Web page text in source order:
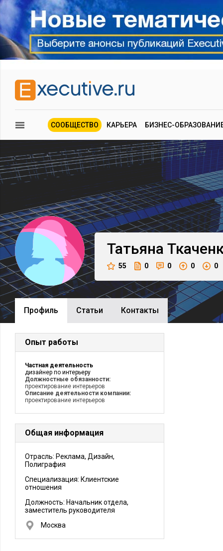
СООБЩЕСТВО КАРЬЕРА БИЗНЕС-
Татьяна
55 0 0 0 0
Профиль Cтатьи Контакты
Опыт работы
Частная деятельность
дизайнер по интерьеру
Должностные обязанности:
проектирование интерьеров
Описание деятельности компании:
проектирование интерьеров
Общая информация
Отрасль: Реклама, Дизайн,
Полиграфия
Специализация: Клиентские
отношения
Должность: Начальник отдела,
заместитель руководителя
Москва